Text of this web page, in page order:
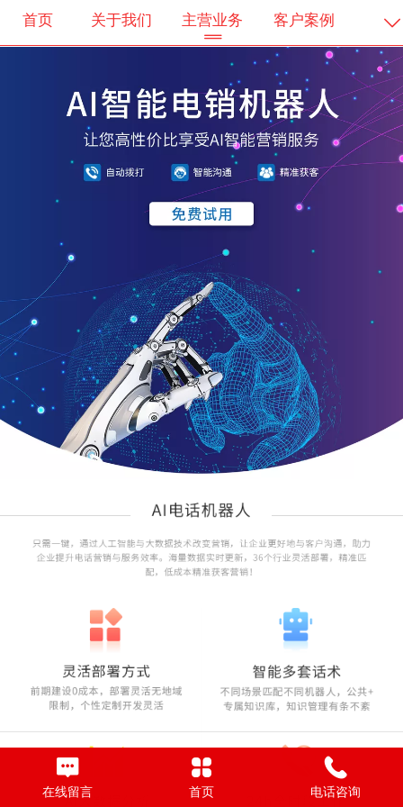
首页 关于我们 主营业务 客户案例
会员注册 会员中心
在线留言 首页 电话咨询